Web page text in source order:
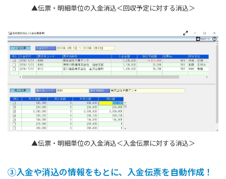
▲伝票・明細単位の入金消込＜回収予定に対する消込＞
▲伝票・明細単位の入金消込＜入金伝票に対する消込＞
③入金や消込の情報をもとに、入金伝票を自動作成！